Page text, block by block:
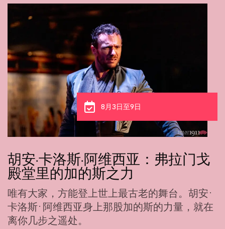
8月3日至9日
胡安·卡洛斯·阿维西亚：弗拉门戈
殿堂里的加的斯之力
唯有大家，方能登上世上最古老的舞台。胡安·
卡洛斯·阿维西亚身上那股加的斯的力量，就在
离你几步之遥处。